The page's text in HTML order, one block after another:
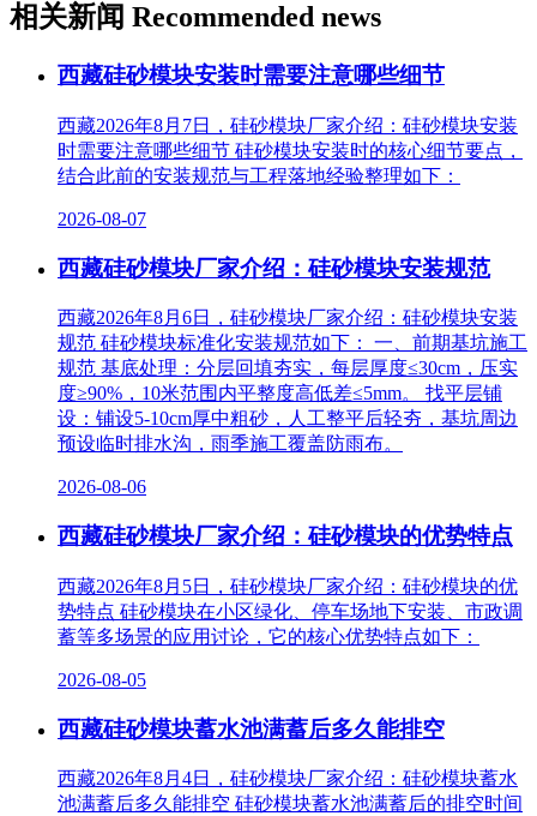
相关新闻 Recommended news
西藏硅砂模块安装时需要注意哪些细节
西藏2026年8月7日，硅砂模块厂家介绍：硅砂模块安装
时需要注意哪些细节 硅砂模块安装时的核心细节要点，
结合此前的安装规范与工程落地经验整理如下：
2026-08-07
西藏硅砂模块厂家介绍：硅砂模块安装规范
西藏2026年8月6日，硅砂模块厂家介绍：硅砂模块安装
规范 硅砂模块标准化安装规范如下： 一、前期基坑施工
规范 基底处理‌：分层回填夯实，每层厚度≤30cm，压实
度≥90%，10米范围内平整度高低差≤5mm。 找平层铺
设‌：铺设5-10cm厚中粗砂，人工整平后轻夯，基坑周边
预设临时排水沟，雨季施工覆盖防雨布。
2026-08-06
西藏硅砂模块厂家介绍：硅砂模块的优势特点
西藏2026年8月5日，硅砂模块厂家介绍：硅砂模块的优
势特点 硅砂模块在小区绿化、停车场地下安装、市政调
蓄等多场景的应用讨论，它的核心优势特点如下：
2026-08-05
西藏硅砂模块蓄水池满蓄后多久能排空
西藏2026年8月4日，硅砂模块厂家介绍：硅砂模块蓄水
池满蓄后多久能排空 硅砂模块蓄水池满蓄后的排空时间